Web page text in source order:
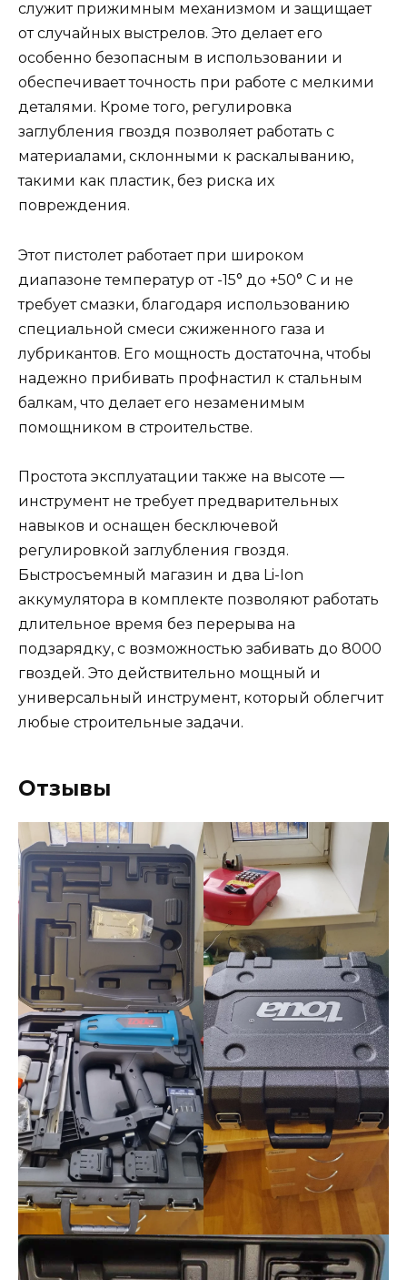
служит прижимным механизмом и защищает
от случайных выстрелов. Это делает его
особенно безопасным в использовании и
обеспечивает точность при работе с мелкими
деталями. Кроме того, регулировка
заглубления гвоздя позволяет работать с
материалами, склонными к раскалыванию,
такими как пластик, без риска их
повреждения.
Этот пистолет работает при широком
диапазоне температур от -15° до +50° С и не
требует смазки, благодаря использованию
специальной смеси сжиженного газа и
лубрикантов. Его мощность достаточна, чтобы
надежно прибивать профнастил к стальным
балкам, что делает его незаменимым
помощником в строительстве.
Простота эксплуатации также на высоте —
инструмент не требует предварительных
навыков и оснащен бесключевой
регулировкой заглубления гвоздя.
Быстросъемный магазин и два Li-Ion
аккумулятора в комплекте позволяют работать
длительное время без перерыва на
подзарядку, с возможностью забивать до 8000
гвоздей. Это действительно мощный и
универсальный инструмент, который облегчит
любые строительные задачи.
Отзывы